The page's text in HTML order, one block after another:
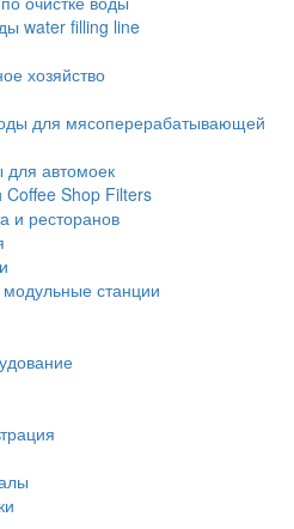
water filling line
хозяйство
для мясоперерабатывающей
для автомоек
Shop Filters
и ресторанов
станции